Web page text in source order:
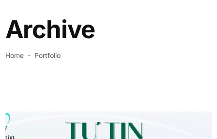
Archive
Home - Portfolio